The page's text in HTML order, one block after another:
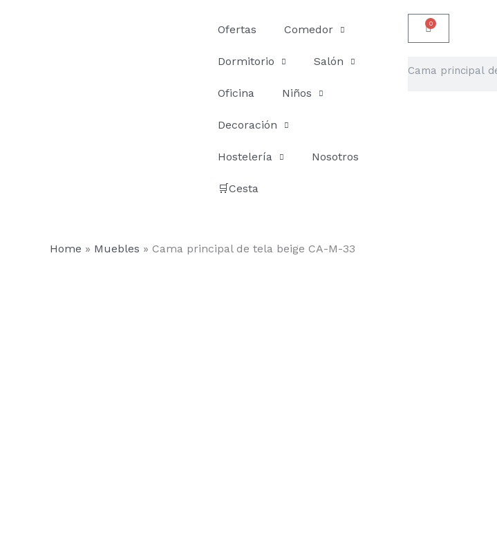
Ofertas Comedor
Dormitorio Salón
Oficina Niños
Decoración
Hostelería Nosotros
🛒Cesta
0
Carrito
Home » Muebles » Cama principal de tela beige CA-M-33